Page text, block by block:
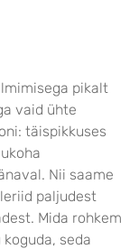
pikalt
vaid ühte
täispikkuses
Nii saame
paljudest
Mida rohkem
seda